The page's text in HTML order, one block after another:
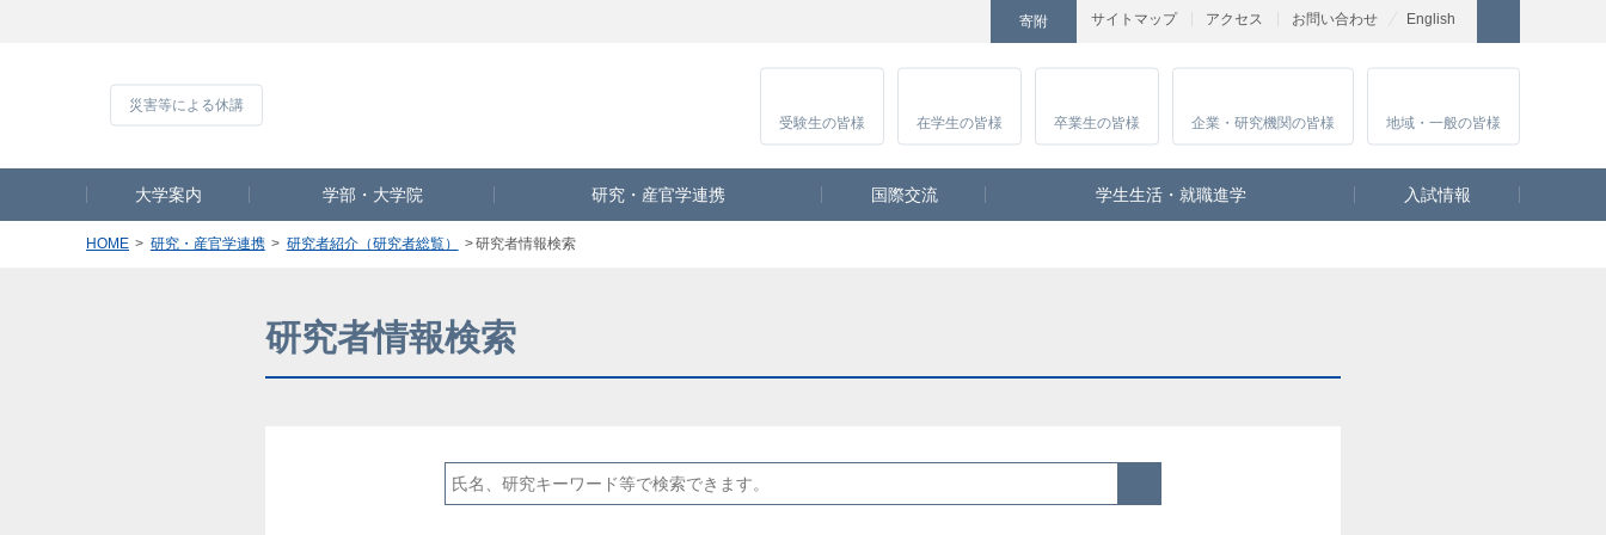
サイトマップ アクセス お問い合わせ
寄附 English
Instagram
受験生の皆様 在学生の皆様 卒業生の皆様 企業・研究機関の皆様 地域・一般の皆様
大学案内 学部・大学院 研究・産官学連携 国際交流 学生生活・就職進学 入試情報
HOME 研究・産官学連携 研究者紹介（研究者総覧） 研究者情報検索
研究者情報検索